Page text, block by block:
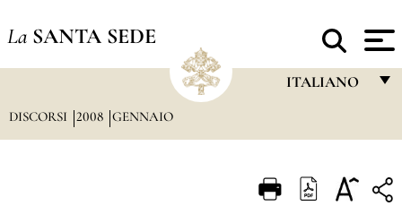
La SANTA SEDE
ITALIANO
ITALIANO
DISCORSI 2008 GENNAIO